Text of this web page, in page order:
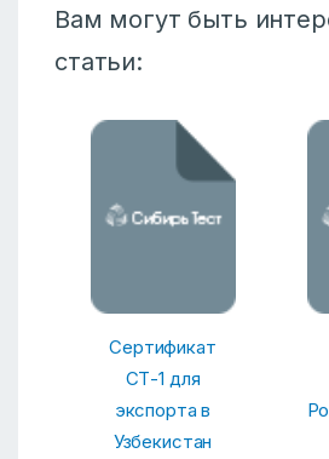
Вам могут быть
статьи:
Сертификат
СТ-1 для
экспорта в
Узбекистан